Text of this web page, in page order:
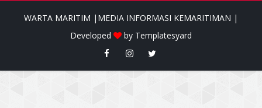
WARTA MARITIM |MEDIA INFORMASI KEMARITIMAN |
Developed
by Templatesyard